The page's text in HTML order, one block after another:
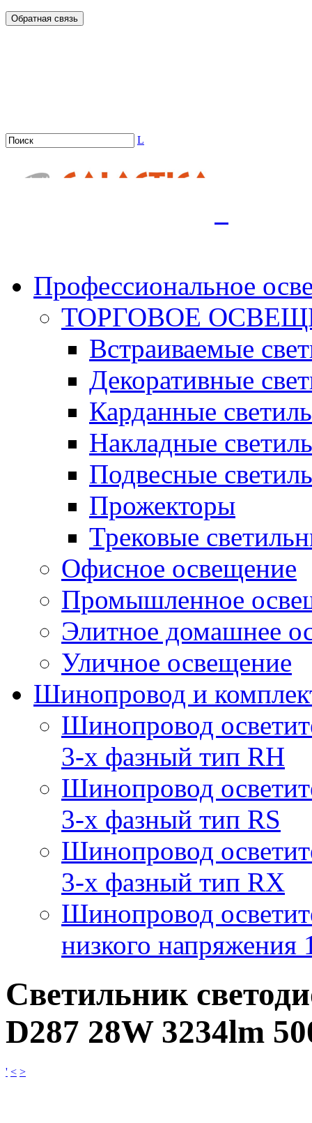
Обратная связь
L
Профессиональное
ТОРГОВОЕ
Встраиваемые
Декоративные
Карданные
Накладные
Подвесные
Прожекторы
Трековые
Офисное освещение
Промышленное
Элитное домашнее
Уличное освещение
Шинопровод и
Шинопровод
3-х фазный тип RH
Шинопровод
3-х фазный тип RS
Шинопровод
3-х фазный тип RX
Шинопровод
низкого напряжения
Светильник
D287 28W 3234lm
' < >